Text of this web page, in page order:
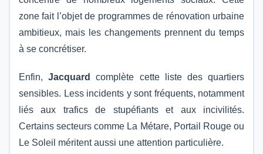
zone fait l’objet de programmes de rénovation urbaine
ambitieux, mais les changements prennent du temps
à se concrétiser.
Enfin,Jacquard
complète cette liste des quartiers
sensibles. Less incidents y sont fréquents, notamment
liés aux trafics de stupéfiants et aux incivilités.
Certains secteurs comme La Métare, Portail Rouge ou
Le Soleil méritent aussi une attention particulière.